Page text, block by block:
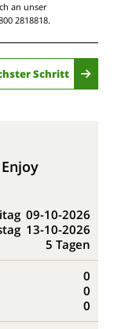
an unser
2818818.
Schritt
09-10-2026
13-10-2026
5 Tagen
0
0
0